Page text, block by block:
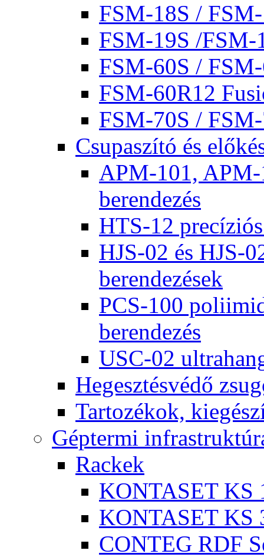
FSM-18S /
FSM-19S /FSM-
FSM-60S /
FSM-60R12
FSM-70S /
Csupaszító és
APM-101, APM-
berendezés
HTS-12
HJS-02 és HJS-
berendezések
PCS-100
berendezés
USC-02
Hegesztésvédő
Tartozékok,
Géptermi
Rackek
KONTASET KS
KONTASET KS
CONTEG RDF